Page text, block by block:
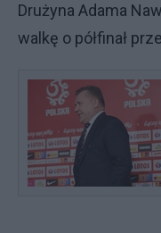
Drużyna Adama
walkę o półfinał